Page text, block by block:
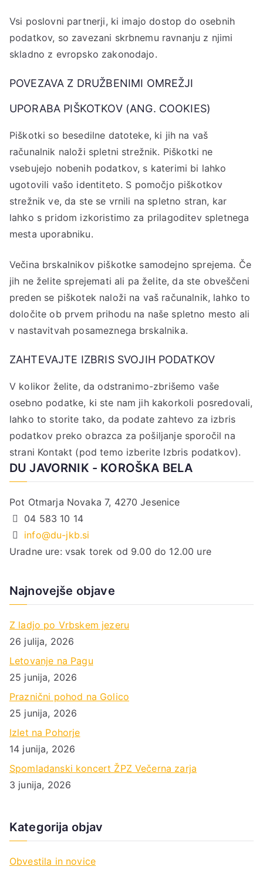
Vsi poslovni partnerji, ki imajo dostop do osebnih
podatkov, so zavezani skrbnemu ravnanju z njimi
skladno z evropsko zakonodajo.
POVEZAVA Z DRUŽBENIMI OMREŽJI
UPORABA PIŠKOTKOV (ANG. COOKIES)
Piškotki so besedilne datoteke, ki jih na vaš
računalnik naloži spletni strežnik. Piškotki ne
vsebujejo nobenih podatkov, s katerimi bi lahko
ugotovili vašo identiteto. S pomočjo piškotkov
strežnik ve, da ste se vrnili na spletno stran, kar
lahko s pridom izkoristimo za prilagoditev spletnega
mesta uporabniku.
Večina brskalnikov piškotke samodejno sprejema. Če
jih ne želite sprejemati ali pa želite, da ste obveščeni
preden se piškotek naloži na vaš računalnik, lahko to
določite ob prvem prihodu na naše spletno mesto ali
v nastavitvah posameznega brskalnika.
ZAHTEVAJTE IZBRIS SVOJIH PODATKOV
V kolikor želite, da odstranimo-zbrišemo vaše
osebno podatke, ki ste nam jih kakorkoli posredovali,
lahko to storite tako, da podate zahtevo za izbris
podatkov preko obrazca za pošiljanje sporočil na
strani Kontakt (pod temo izberite Izbris podatkov).
DU JAVORNIK - KOROŠKA BELA
Pot Otmarja Novaka 7, 4270 Jesenice
04 583 10 14
info@du-jkb.si
Uradne ure: vsak torek od 9.00 do 12.00 ure
Najnovejše objave
Z ladjo po Vrbskem jezeru
26 julija, 2026
Letovanje na Pagu
25 junija, 2026
Praznični pohod na Golico
25 junija, 2026
Izlet na Pohorje
14 junija, 2026
Spomladanski koncert ŽPZ Večerna zarja
3 junija, 2026
Kategorija objav
Obvestila in novice